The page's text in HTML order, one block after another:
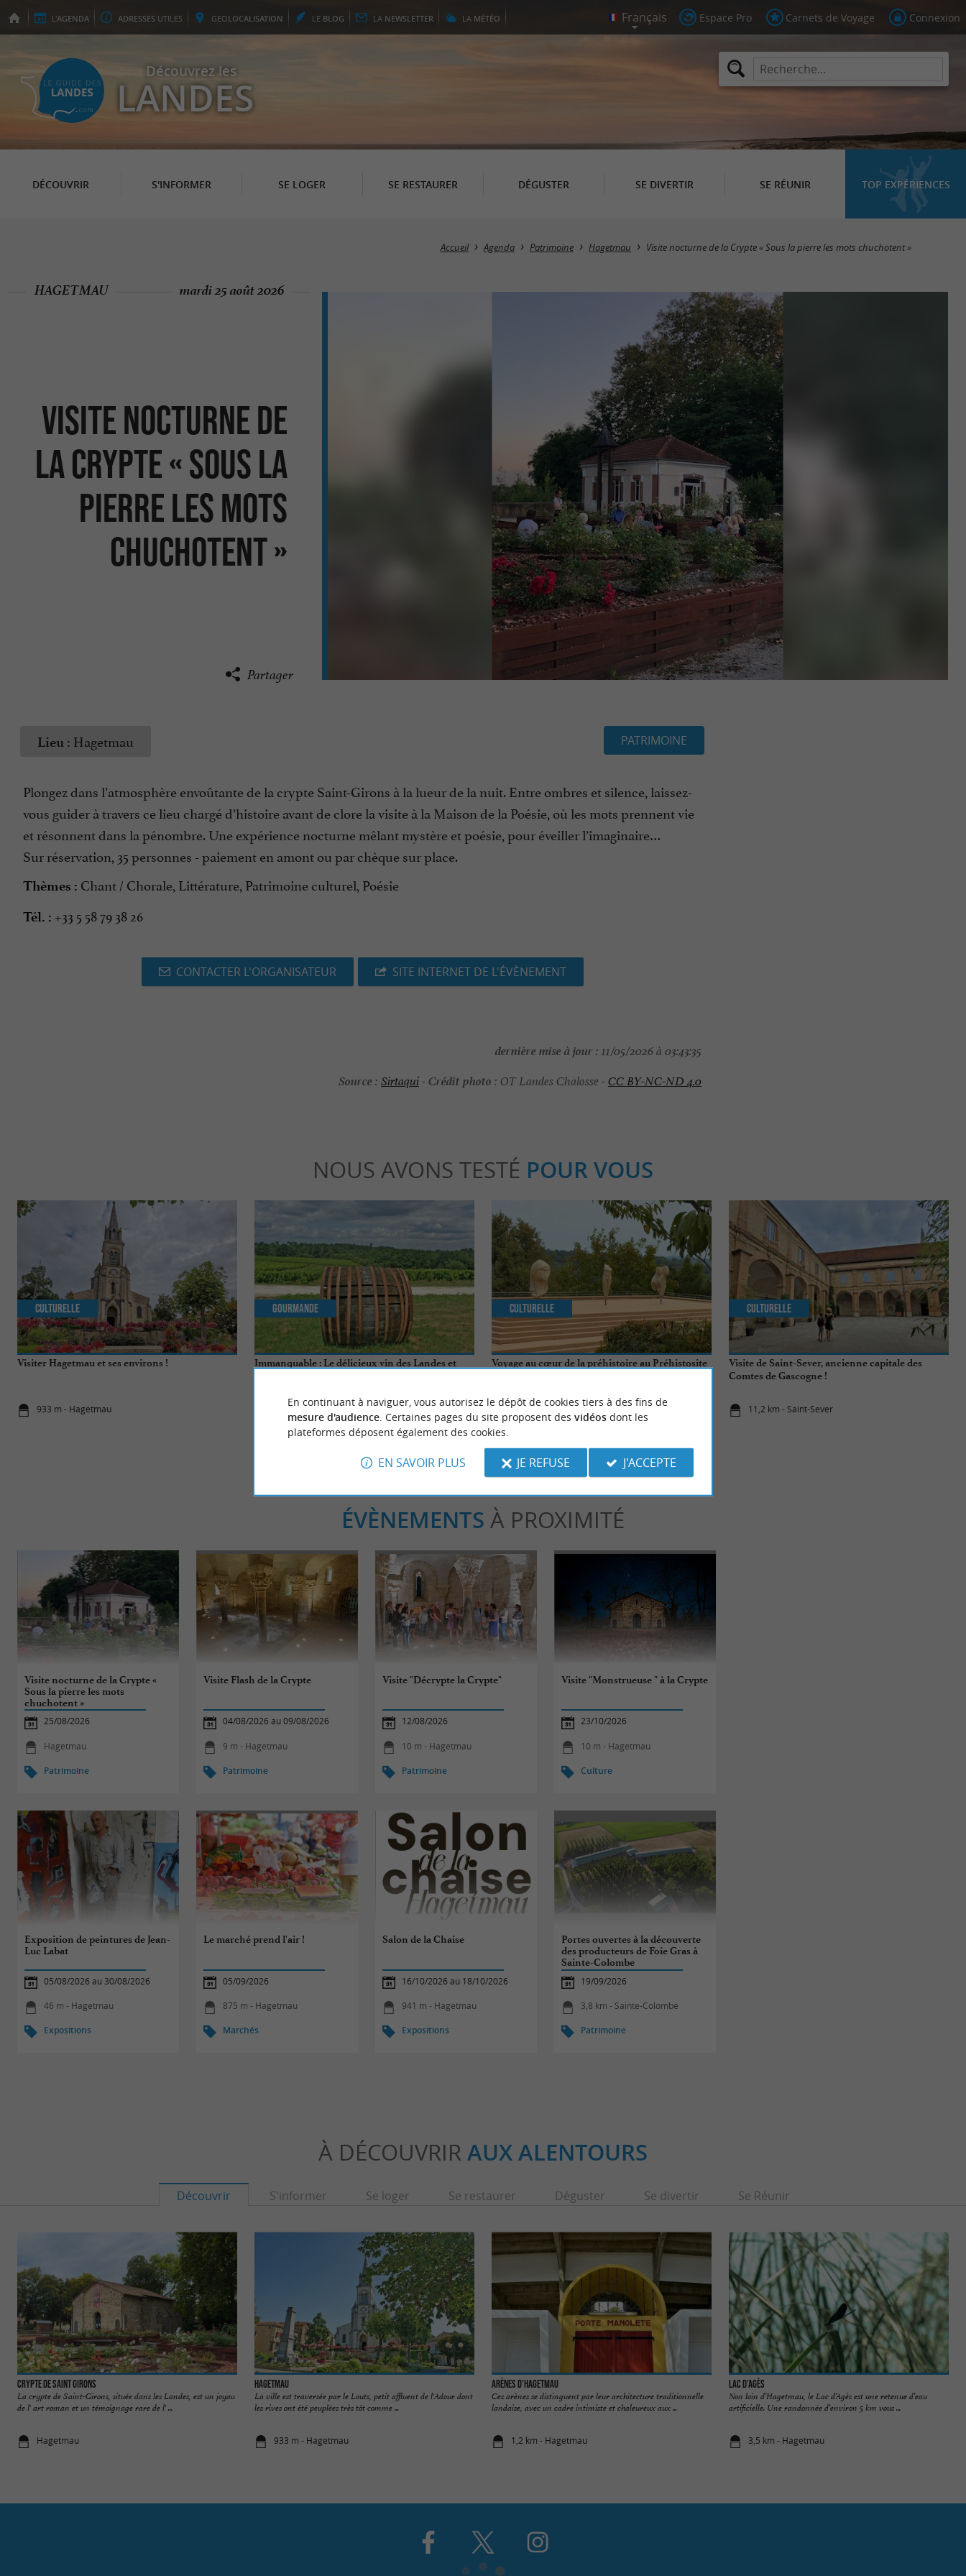
L'AGENDA ADRESSES UTILES GEOLOCALISATION LE BLOG LA NEWSLETTER LA MÉTÉO Espace Pro Carnets de Voyage Connexion
Découvrez les
LANDES
DÉCOUVRIR S'INFORMER SE LOGER SE RESTAURER DÉGUSTER SE DIVERTIR SE RÉUNIR TOP EXPÉRIENCES
Accueil Agenda Patrimoine Hagetmau Visite nocturne de la Crypte « Sous la pierre les mots chuchotent »
Visite nocturne de
la Crypte « Sous la
pierre les mots
chuchotent »
HAGETMAU mardi 25 août 2026
Partager
Lieu : Hagetmau PATRIMOINE
Plongez dans l’atmosphère envoûtante de la crypte Saint-Girons à la lueur de la nuit. Entre ombres et silence, laissez-
vous guider à travers ce lieu chargé d’histoire avant de clore la visite à la Maison de la Poésie, où les mots prennent vie
et résonnent dans la pénombre. Une expérience nocturne mêlant mystère et poésie, pour éveiller l’imaginaire…
Sur réservation, 35 personnes - paiement en amont ou par chèque sur place.
Thèmes : Chant / Chorale, Littérature, Patrimoine culturel, Poésie
Tél. : +33 5 58 79 38 26
CONTACTER L'ORGANISATEUR SITE INTERNET DE L'ÉVÈNEMENT
dernière mise à jour : 11/05/2026 à 03:43:35
Source : Sirtaqui-Crédit photo : OT Landes Chalosse -CC BY-NC-ND 4.0
NOUS AVONS TESTÉ POUR VOUS
Visiter Hagetmau et ses environs !
933 m - Hagetmau
Culturelle
Immanquable : Le délicieux vin des Landes et
5,3 km - Labastide-Chalosse
Gourmande
Voyage au cœur de la préhistoire au Préhistosite
8,0 km - Brassempouy
Culturelle
Visite de Saint-Sever, ancienne capitale des
Comtes de Gascogne !
11,2 km - Saint-Sever
Culturelle
ÉVÈNEMENTS À PROXIMITÉ
Visite nocturne de la Crypte «
Sous la pierre les mots
chuchotent »
25/08/2026
Hagetmau
Patrimoine
Visite Flash de la Crypte
04/08/2026 au 09/08/2026
9 m - Hagetmau
Patrimoine
Visite "Décrypte la Crypte"
12/08/2026
10 m - Hagetmau
Patrimoine
Visite "Monstrueuse " à la Crypte
23/10/2026
10 m - Hagetmau
Culture
Exposition de peintures de Jean-
Luc Labat
05/08/2026 au 30/08/2026
46 m - Hagetmau
Expositions
Le marché prend l'air !
05/09/2026
875 m - Hagetmau
Marchés
Salon de la Chaise
16/10/2026 au 18/10/2026
941 m - Hagetmau
Expositions
Portes ouvertes à la découverte
des producteurs de Foie Gras à
Sainte-Colombe
19/09/2026
3,8 km - Sainte-Colombe
Patrimoine
À DÉCOUVRIR AUX ALENTOURS
Découvrir S'informer Se loger Se restaurer Déguster Se divertir Se Réunir
Crypte de Saint Girons
La crypte de Saint-Girons, située dans les Landes, est un joyau
de l' art roman et un témoignage rare de l' ...
Hagetmau
Hagetmau
La ville est traversée par le Louts, petit affluent de l'Adour dont
les rives ont été peuplées très tôt comme ...
933 m - Hagetmau
Arènes d'Hagetmau
Ces arènes se distinguent par leur architecture traditionnelle
landaise, avec un cadre intimiste et chaleureux aux ...
1,2 km - Hagetmau
Lac d’Agès
Non loin d’Hagetmau, le Lac d’Agès est une retenue d’eau
artificielle. Une randonnée d’environ 5 km vous ...
3,5 km - Hagetmau
En continuant à naviguer, vous autorisez le dépôt de cookies tiers à des fins de
mesure d'audience. Certaines pages du site proposent des vidéosdont les
plateformes déposent également des cookies.
EN SAVOIR PLUS JE REFUSE J'ACCEPTE